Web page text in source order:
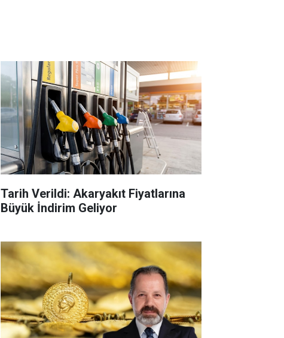
Tarih Verildi: Akaryakıt Fiyatlarına
Büyük İndirim Geliyor